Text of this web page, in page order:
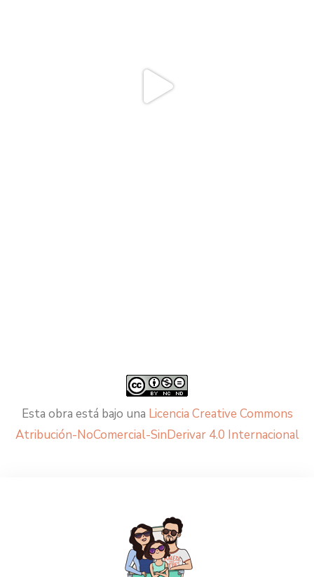
Esta obra está bajo una Licencia Creative Commons
Atribución-NoComercial-SinDerivar 4.0 Internacional